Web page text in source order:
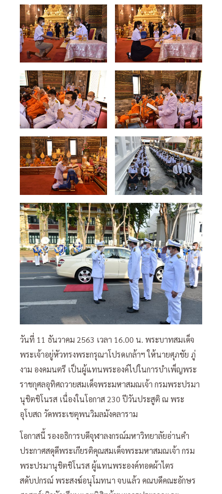
วันที่ 11 ธันวาคม 2563 เวลา 16.00 น. พระบาทสมเด็จ
พระเจ้าอยู่หัวทรงพระกรุณาโปรดเกล้าฯ ให้นายศุภชัย ภู่
งาม องคมนตรี เป็นผู้แทนพระองค์ไปในการบำเพ็ญพระ
ราชกุศลอุทิศถวายสมเด็จพระมหาสมณเจ้า กรมพระปรมา
นุชิตชิโนรส เนื่องในโอกาส 230 ปีวันประสูติ ณ พระ
อุโบสถ วัดพระเชตุพนวิมลมังคลาราม
โอกาสนี้ รองอธิการบดีจุฬาลงกรณ์มหาวิทยาลัยอ่านคำ
ประกาศสดุดีพระเกียรติคุณสมเด็จพระมหาสมณเจ้า กรม
พระปรมานุชิตชิโนรส ผู้แทนพระองค์ทอดผ้าไตร
สดับปกรณ์ พระสงฆ์อนุโมทนา จบแล้ว คณบดีคณะอักษร